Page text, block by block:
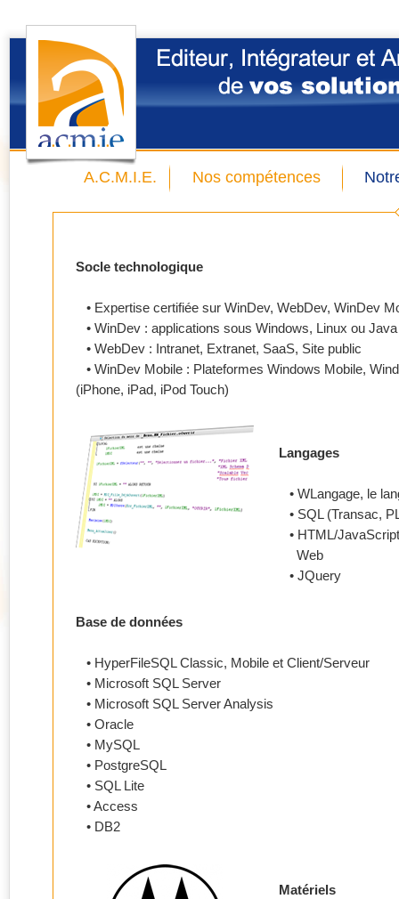
A.C.M.I.E. Nos compétences
Socle technologique
• Expertise certifiée sur WinDev, WebDev, WinDev
• WinDev : applications sous Windows, Linux ou Java
• WebDev : Intranet, Extranet, SaaS, Site public
• WinDev Mobile : Plateformes Windows Mobile,
(iPhone, iPad, iPod Touch)
Langages
• WLangage, le
• SQL (Transac,
• HTML/
Web
• JQuery
Base de données
• HyperFileSQL Classic, Mobile et Client/Serveur
• Microsoft SQL Server
• Microsoft SQL Server Analysis
• Oracle
• MySQL
• PostgreSQL
• SQL Lite
• Access
• DB2
Matériels